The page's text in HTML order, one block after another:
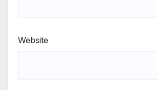
Website